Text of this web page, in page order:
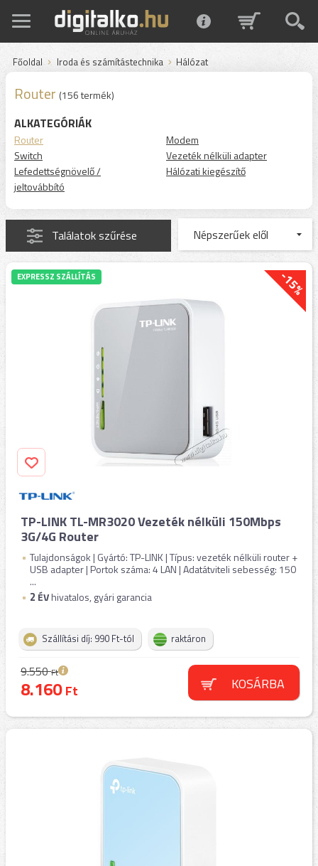
Főoldal Iroda és számítástechnika Hálózat
Router (156 termék)
ALKATEGÓRIÁK
Router
Switch
Lefedettségnövelő /
jeltovábbító
Modem
Vezeték nélküli adapter
Hálózati kiegészítő
Találatok szűrése
-15%
EXPRESSZ SZÁLLÍTÁS
TP-LINK TL-MR3020 Vezeték nélküli 150Mbps
3G/4G Router
Tulajdonságok | Gyártó: TP-LINK | Típus: vezeték nélküli router +
USB adapter | Portok száma: 4 LAN | Adatátviteli sebesség: 150
...
2 ÉVhivatalos, gyári garancia
Szállítási díj: 990 Ft-tól raktáron
9.550Ft
8.160Ft KOSÁRBA